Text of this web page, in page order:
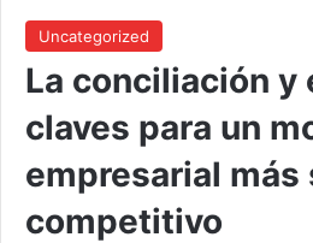
Uncategorized
La conciliación y
claves para un
empresarial
competitivo